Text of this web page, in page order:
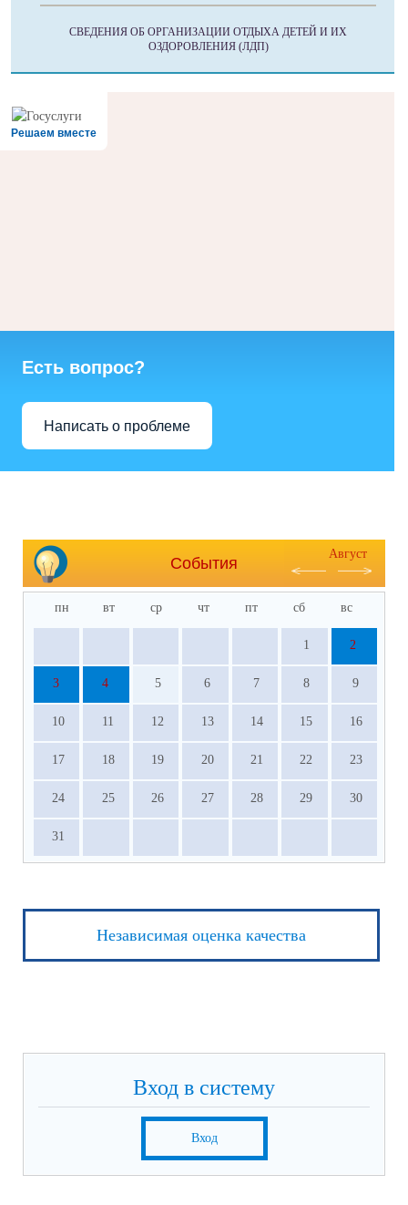
СВЕДЕНИЯ ОБ ОРГАНИЗАЦИИ ОТДЫХА ДЕТЕЙ И ИХ
ОЗДОРОВЛЕНИЯ (ЛДП)
Решаем вместе
Есть вопрос?
Написать о проблеме
События
Август
пн вт ср чт пт сб вс
1 2
3 4 5 6 7 8 9
10 11 12 13 14 15 16
17 18 19 20 21 22 23
24 25 26 27 28 29 30
31
Независимая оценка качества
Вход в систему
Вход